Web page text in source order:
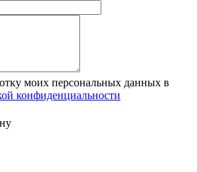
моих персональных данных в
конфиденциальности